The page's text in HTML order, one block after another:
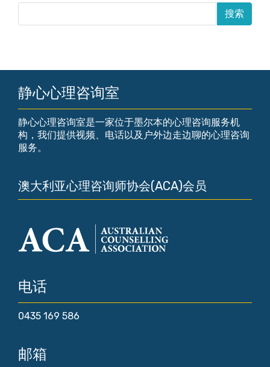
静心心理咨询室
静心心理咨询室是一家位于墨尔本的心理咨询服务机
构，我们提供视频、电话以及户外边走边聊的心理咨询
服务。
澳大利亚心理咨询师协会(ACA)会员
电话
0435 169 586
邮箱